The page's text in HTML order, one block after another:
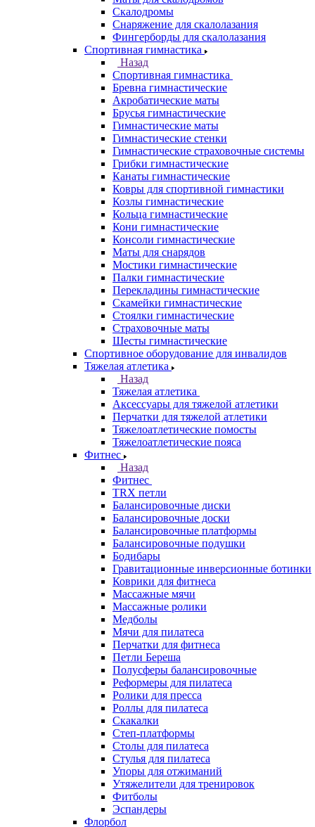
Скалодромы
Снаряжение для скалолазания
Фингерборды для скалолазания
Спортивная гимнастика
Назад
Спортивная гимнастика
Бревна гимнастические
Акробатические маты
Брусья гимнастические
Гимнастические маты
Гимнастические стенки
Гимнастические страховочные системы
Грибки гимнастические
Канаты гимнастические
Ковры для спортивной гимнастики
Козлы гимнастические
Кольца гимнастические
Кони гимнастические
Консоли гимнастические
Маты для снарядов
Мостики гимнастические
Палки гимнастические
Перекладины гимнастические
Скамейки гимнастические
Стоялки гимнастические
Страховочные маты
Шесты гимнастические
Спортивное оборудование для инвалидов
Тяжелая атлетика
Назад
Тяжелая атлетика
Аксессуары для тяжелой атлетики
Перчатки для тяжелой атлетики
Тяжелоатлетические помосты
Тяжелоатлетические пояса
Фитнес
Назад
Фитнес
TRX петли
Балансировочные диски
Балансировочные доски
Балансировочные платформы
Балансировочные подушки
Бодибары
Гравитационные инверсионные ботинки
Коврики для фитнеса
Массажные мячи
Массажные ролики
Медболы
Мячи для пилатеса
Перчатки для фитнеса
Петли Береша
Полусферы балансировочные
Реформеры для пилатеса
Ролики для пресса
Роллы для пилатеса
Скакалки
Степ-платформы
Столы для пилатеса
Стулья для пилатеса
Упоры для отжиманий
Утяжелители для тренировок
Фитболы
Эспандеры
Флорбол